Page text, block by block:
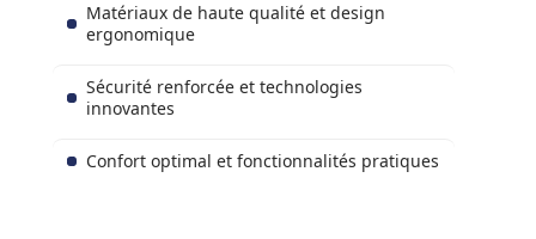
Matériaux de haute qualité et design
ergonomique
Sécurité renforcée et technologies
innovantes
Confort optimal et fonctionnalités pratiques